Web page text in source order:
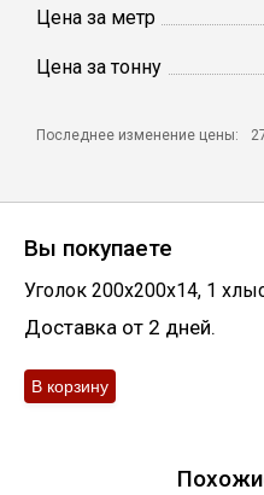
Проволока
Цена за метр
Цена за тонну
Последнее изменение цены:
Вы покупаете
Уголок 200х200х14, 1
Доставка от 2 дней.